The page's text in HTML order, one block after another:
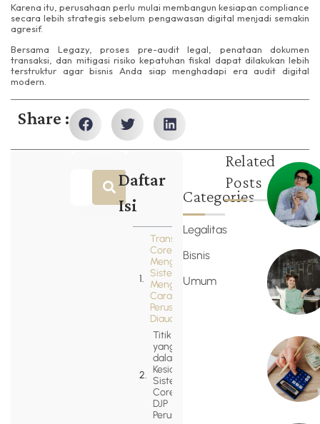
Karena itu, perusahaan perlu mulai membangun kesiapan compliance
secara lebih strategis sebelum pengawasan digital menjadi semakin
agresif.
Bersama Legazy, proses pre-audit legal, penataan dokumen
transaksi, dan mitigasi risiko kepatuhan fiskal dapat dilakukan lebih
terstruktur agar bisnis Anda siap menghadapi era audit digital
modern.
Share :
Daftar
Isi
Transformasi
Coretax DJP:
Mengapa
Sistem Ini
Mengubah
Cara
Perusahaan
Diaudit?
Titik Kritis
yang Diuji
dalam
Kesiapan
Sistem
Coretax
DJP
Perusahaan
Categories
Legalitas
Bisnis
Umum
Related
Posts